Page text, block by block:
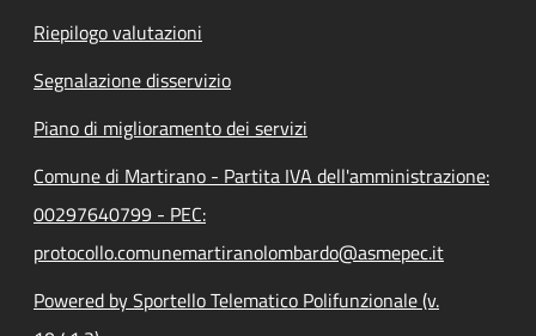
Riepilogo valutazioni
Segnalazione disservizio
Piano di miglioramento dei servizi
Comune di Martirano - Partita IVA dell'amministrazione:
00297640799 - PEC:
protocollo.comunemartiranolombardo@asmepec.it
Powered by Sportello Telematico Polifunzionale (v.